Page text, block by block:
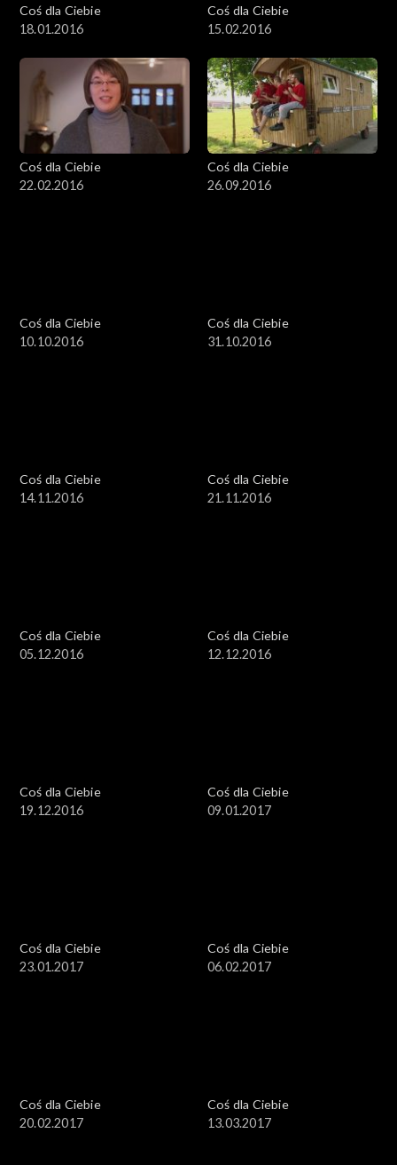
Coś dla Ciebie
18.01.2016
Coś dla Ciebie
15.02.2016
Coś dla Ciebie
22.02.2016
Coś dla Ciebie
26.09.2016
Coś dla Ciebie
10.10.2016
Coś dla Ciebie
31.10.2016
Coś dla Ciebie
14.11.2016
Coś dla Ciebie
21.11.2016
Coś dla Ciebie
05.12.2016
Coś dla Ciebie
12.12.2016
Coś dla Ciebie
19.12.2016
Coś dla Ciebie
09.01.2017
Coś dla Ciebie
23.01.2017
Coś dla Ciebie
06.02.2017
Coś dla Ciebie
20.02.2017
Coś dla Ciebie
13.03.2017